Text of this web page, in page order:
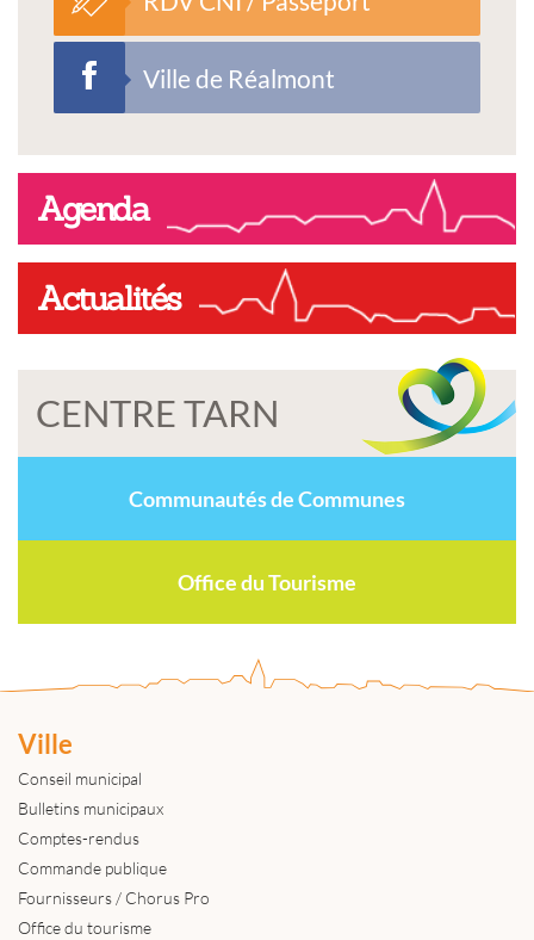
Ville de Réalmont
Agenda
Actualités
CENTRE TARN
Communautés de Communes
Office du Tourisme
Ville
Conseil municipal
Bulletins municipaux
Comptes-rendus
Commande publique
Fournisseurs / Chorus Pro
Office du tourisme